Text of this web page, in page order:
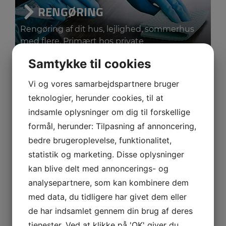
RENGØRING
Rengøring af dit hus, lejlighed, sommerhus
med flere. Primært hos private
VINDUESPUDSNING
Vi udfører professionel
vinduespudsning på
Lolland Falster
, både indendørs og udvendigt
Samtykke til cookies
Vi og vores samarbejdspartnere bruger
teknologier, herunder cookies, til at
indsamle oplysninger om dig til forskellige
formål, herunder: Tilpasning af annoncering,
bedre brugeroplevelse, funktionalitet,
statistik og marketing. Disse oplysninger
kan blive delt med annoncerings- og
analysepartnere, som kan kombinere dem
med data, du tidligere har givet dem eller
de har indsamlet gennem din brug af deres